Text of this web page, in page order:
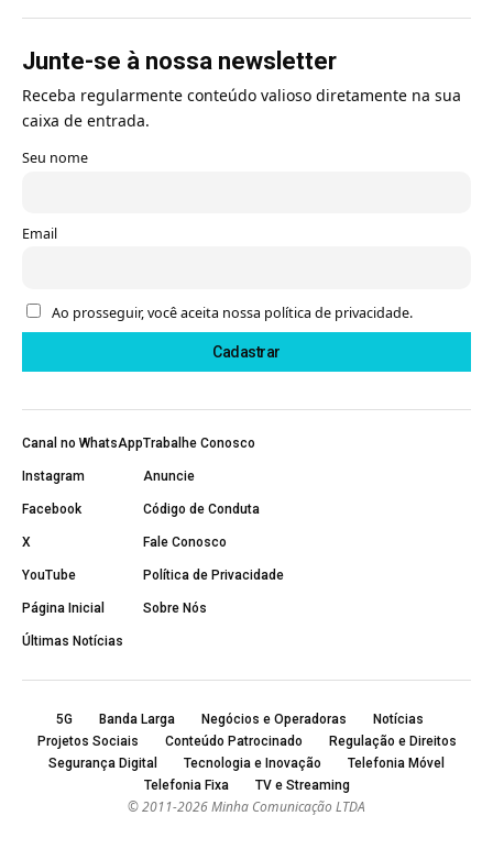
Junte-se à nossa newsletter
Receba regularmente conteúdo valioso diretamente na sua
caixa de entrada.
Seu nome
Email
Ao prosseguir, você aceita nossa política de privacidade.
Canal no WhatsApp
Instagram
Facebook
X
YouTube
Página Inicial
Últimas Notícias
Trabalhe Conosco
Anuncie
Código de Conduta
Fale Conosco
Política de Privacidade
Sobre Nós
5G Banda Larga Negócios e Operadoras
Notícias
Projetos Sociais
Conteúdo Patrocinado
Regulação e Direitos
Segurança Digital
Tecnologia e Inovação
Telefonia Móvel
Telefonia Fixa
TV e Streaming
© 2011-2026 Minha Comunicação LTDA